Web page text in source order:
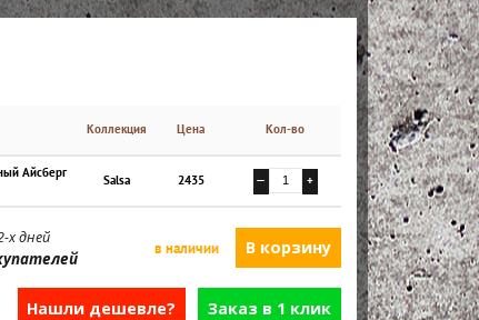
Коллекция Цена Кол-во
Айсберг
Salsa 2435 — +
х дней
в наличии
Заказ в 1 клик
Нашли дешевле?